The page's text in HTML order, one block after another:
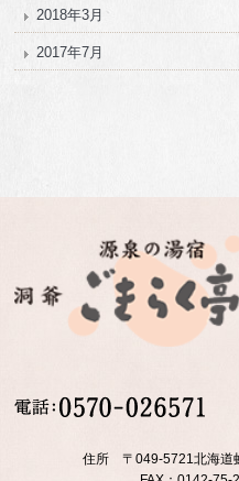
2018年3月
2017年7月
住所 〒049-5721北海道